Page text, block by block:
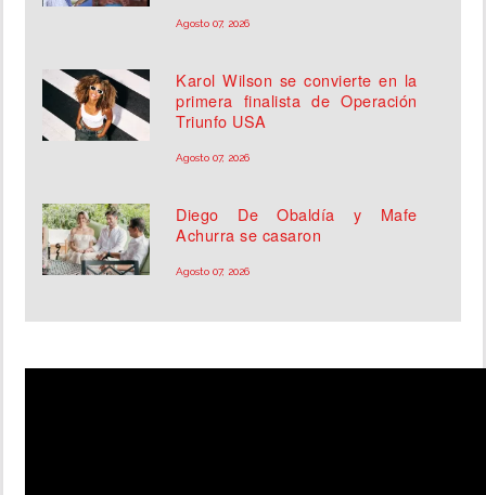
Agosto 07, 2026
Karol Wilson se convierte en la
primera finalista de Operación
Triunfo USA
Agosto 07, 2026
Diego De Obaldía y Mafe
Achurra se casaron
Agosto 07, 2026